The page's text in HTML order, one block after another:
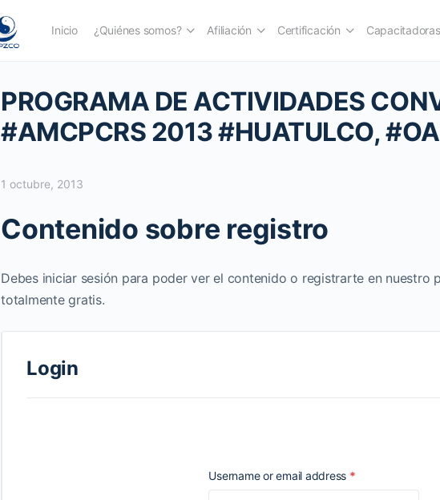
Inicio ¿Quiénes somos? Afiliación Certificación Capacitadoras
PROGRAMA DE ACTIVIDADES
#AMCPCRS 2013 #HUATULCO,
1 octubre, 2013
Contenido sobre registro
Debes iniciar sesión para poder ver el contenido o registrarte en nuestro
totalmente gratis.
Login
Username or email address *Required